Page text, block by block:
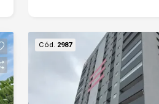
Cód. 2987